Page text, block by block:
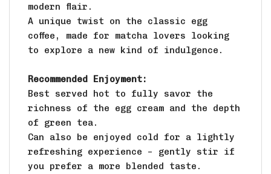
modern flair.
A unique twist on the classic egg
coffee, made for matcha lovers looking
to explore a new kind of indulgence.
Recommended Enjoyment:
Best served hot to fully savor the
richness of the egg cream and the depth
of green tea.
Can also be enjoyed cold for a lightly
refreshing experience – gently stir if
you prefer a more blended taste.